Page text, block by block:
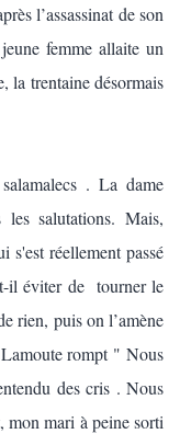
l’assassinat de son
femme allaite un
la trentaine désormais
. La dame
les salutations. Mais,
réellement passé
il éviter de tourner le
rien, puis on l’amène
rompt " Nous
des cris . Nous
mon mari à peine sorti